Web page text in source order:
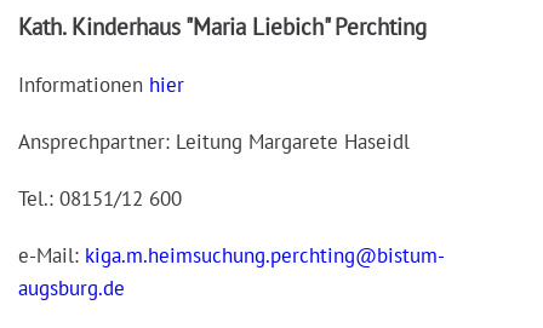
Kath. Kinderhaus "Maria Liebich" Perchting
Informationen hier
Ansprechpartner: Leitung Margarete Haseidl
Tel.: 08151/12 600
e-Mail: kiga.m.heimsuchung.perchting@bistum-
augsburg.de